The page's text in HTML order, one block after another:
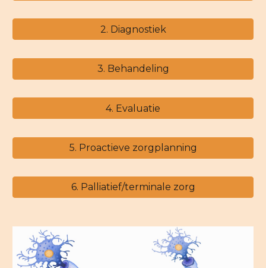
2. Diagnostiek
3. Behandeling
4. Evaluatie
5. Proactieve zorgplanning
6. Palliatief/terminale zorg